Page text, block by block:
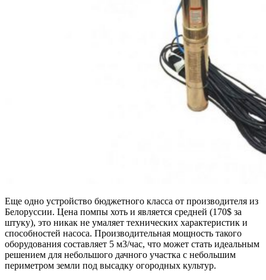
Еще одно устройство бюджетного класса от производителя из
Белоруссии. Цена помпы хоть и является средней (170$ за
штуку), это никак не умаляет технических характеристик и
способностей насоса. Производительная мощность такого
оборудования составляет 5 м3/час, что может стать идеальным
решением для небольшого дачного участка с небольшим
периметром земли под высадку огородных культур.